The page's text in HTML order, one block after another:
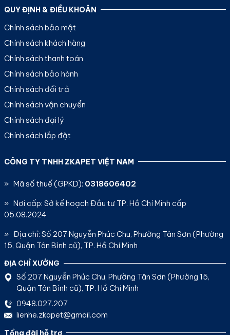
QUY ĐỊNH & ĐIỀU KHOẢN
Chính sách bảo mật
Chính sách khách hàng
Chính sách thanh toán
Chính sách bảo hành
Chính sách đổi trả
Chính sách vận chuyển
Chính sách đại lý
Chính sách lắp đặt
CÔNG TY TNHH ZKAPET VIỆT NAM
» Mã số thuế (GPKD): 0318606402
» Nơi cấp: Sở kế hoạch Đầu tư TP. Hồ Chí Minh cấp
05.08.2024
» Địa chỉ: Số 207 Nguyễn Phúc Chu, Phường Tân Sơn (Phường
15, Quận Tân Bình cũ), TP. Hồ Chí Minh
ĐỊA CHỈ XƯỞNG
Số 207 Nguyễn Phúc Chu, Phường Tân Sơn (Phường 15,
Quận Tân Bình cũ), TP. Hồ Chí Minh
0948.027.207
lienhe.zkapet@gmail.com
Tổng đài hỗ trợ